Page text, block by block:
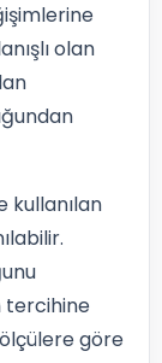
olan
kullanılan
tercihine
göre